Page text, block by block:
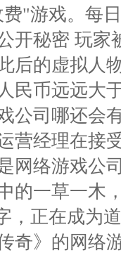
"游戏。每
开秘密 玩
后的虚拟人
民币远远大
公司哪还会
营经理在接
网络游戏公
的一草一木
，正在成为
奇》的网络